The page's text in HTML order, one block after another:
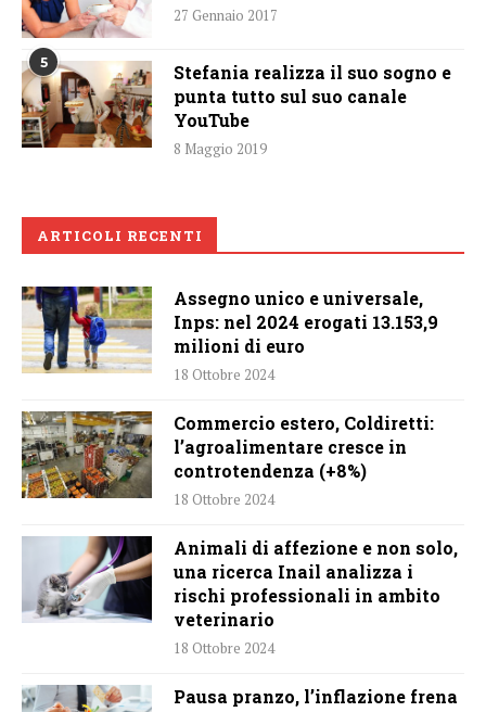
27 Gennaio 2017
5
Stefania realizza il suo sogno e
punta tutto sul suo canale
YouTube
8 Maggio 2019
ARTICOLI RECENTI
Assegno unico e universale,
Inps: nel 2024 erogati 13.153,9
milioni di euro
18 Ottobre 2024
Commercio estero, Coldiretti:
l’agroalimentare cresce in
controtendenza (+8%)
18 Ottobre 2024
Animali di affezione e non solo,
una ricerca Inail analizza i
rischi professionali in ambito
veterinario
18 Ottobre 2024
Pausa pranzo, l’inflazione frena